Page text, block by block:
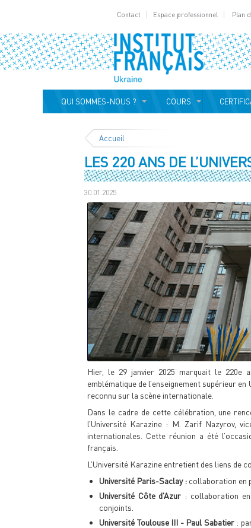
Contact Espace professionnel Plan
QUI SOMMES-NOUS ? COURS
Accueil
LES 220 ANS DE
30.01.2025
Hier, le 29 janvier 2025 marquait le 220e
emblématique de l’enseignement supérieur
reconnu sur la scène internationale.
Dans le cadre de cette célébration, une
l’Université Karazine : M. Zarif Nazyrov,
internationales. Cette réunion a été
français.
L’Université Karazine entretient des liens de
Université Paris-Saclay : collaboration en
Université Côte d’Azur : collaboration
conjoints.
Université Toulouse III - Paul Sabatier: